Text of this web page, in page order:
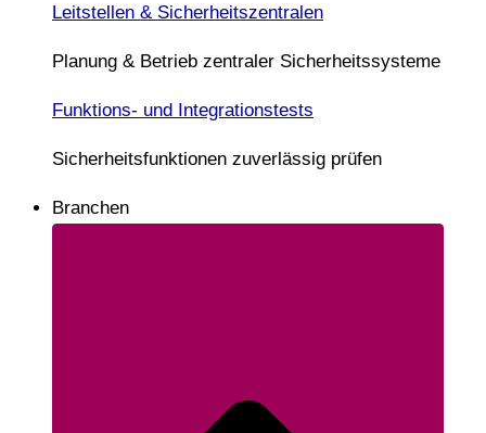
Leitstellen & Sicherheitszentralen
Planung & Betrieb zentraler Sicherheitssysteme
Funktions- und Integrationstests
Sicherheitsfunktionen zuverlässig prüfen
Branchen